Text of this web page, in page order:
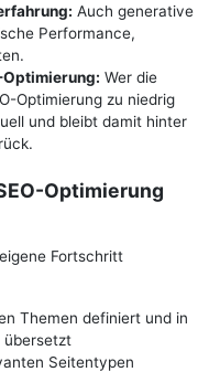
Auch generative
Performance,
Optimierung: Wer die
Optimierung zu niedrig
und bleibt damit hinter
Optimierung
Fortschritt
Themen definiert und in
übersetzt
Seitentypen